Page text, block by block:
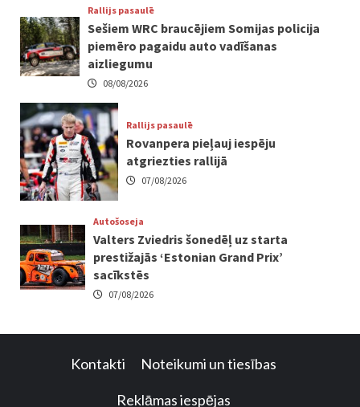
Rallijs pasaulē
Sešiem WRC braucējiem Somijas policija
piemēro pagaidu auto vadīšanas
aizliegumu
08/08/2026
Rallijs pasaulē
Rovanpera pieļauj iespēju
atgriezties rallijā
07/08/2026
Autošoseja
Valters Zviedris šonedēļ uz starta
prestižajās ‘Estonian Grand Prix’
sacīkstēs
07/08/2026
Kontakti Noteikumi un tiesības
Reklāmas iespējas